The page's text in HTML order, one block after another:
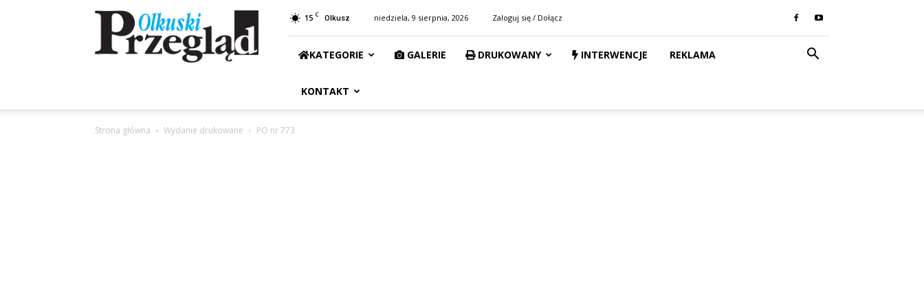
Przegląd
Olkuski
15 C Olkusz niedziela, 9 sierpnia, 2026 Zaloguj się / Dołącz
KATEGORIE GALERIE DRUKOWANY INTERWENCJE REKLAMA
KONTAKT
Strona główna Wydanie drukowane PO nr 773